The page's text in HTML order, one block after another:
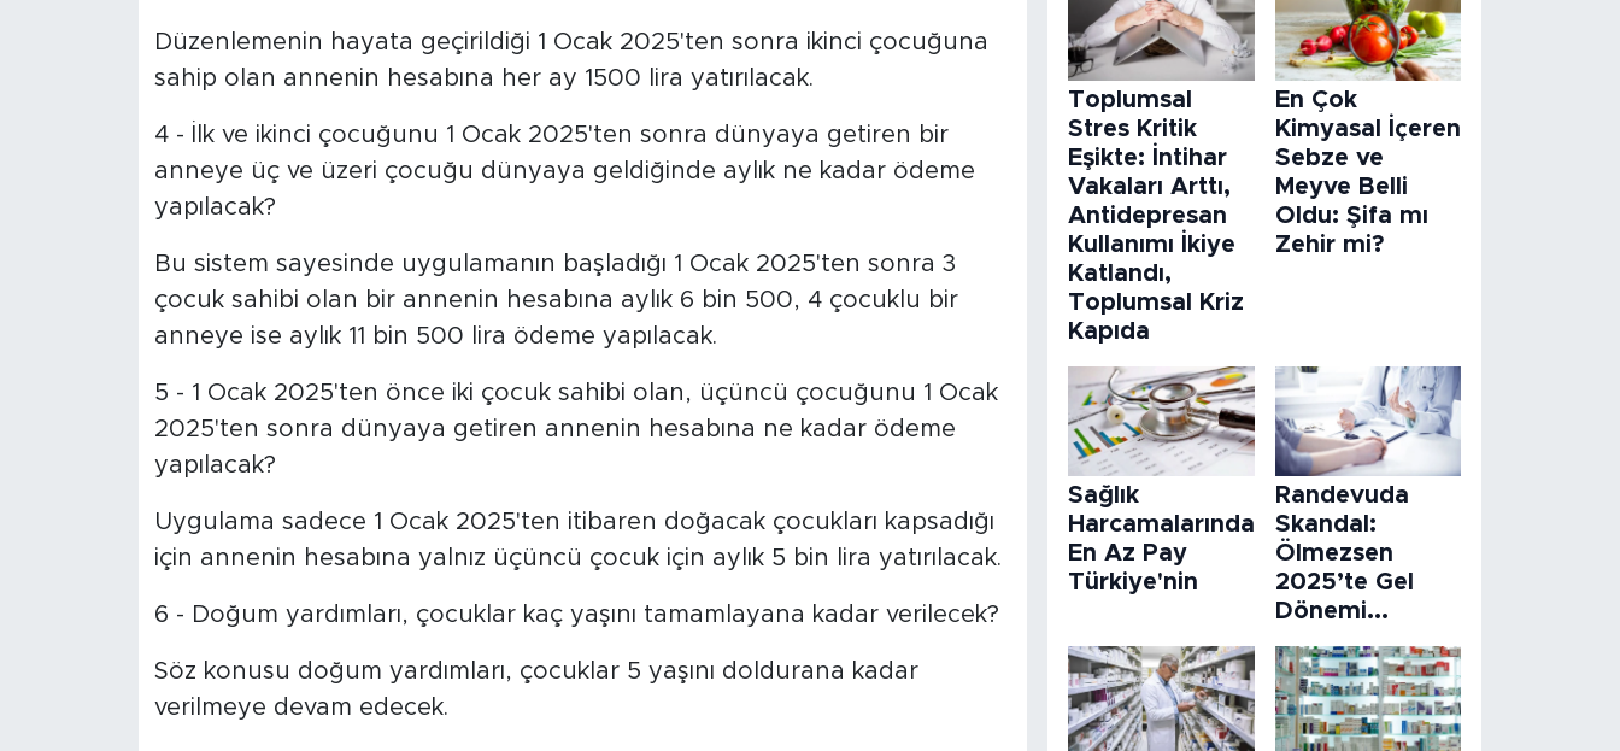
Düzenlemenin hayata geçirildiği 1 Ocak 2025'ten sonra ikinci çocuğuna
sahip olan annenin hesabına her ay 1500 lira yatırılacak.
4 - İlk ve ikinci çocuğunu 1 Ocak 2025'ten sonra dünyaya getiren bir
anneye üç ve üzeri çocuğu dünyaya geldiğinde aylık ne kadar ödeme
yapılacak?
Bu sistem sayesinde uygulamanın başladığı 1 Ocak 2025'ten sonra 3
çocuk sahibi olan bir annenin hesabına aylık 6 bin 500, 4 çocuklu bir
anneye ise aylık 11 bin 500 lira ödeme yapılacak.
5 - 1 Ocak 2025'ten önce iki çocuk sahibi olan, üçüncü çocuğunu 1 Ocak
2025'ten sonra dünyaya getiren annenin hesabına ne kadar ödeme
yapılacak?
Uygulama sadece 1 Ocak 2025'ten itibaren doğacak çocukları kapsadığı
için annenin hesabına yalnız üçüncü çocuk için aylık 5 bin lira yatırılacak.
6 - Doğum yardımları, çocuklar kaç yaşını tamamlayana kadar verilecek?
Söz konusu doğum yardımları, çocuklar 5 yaşını doldurana kadar
verilmeye devam edecek.
Toplumsal
Stres Kritik
Eşikte: İntihar
Vakaları Arttı,
Antidepresan
Kullanımı İkiye
Katlandı,
Toplumsal Kriz
Kapıda
En Çok
Kimyasal İçeren
Sebze ve
Meyve Belli
Oldu: Şifa mı
Zehir mi?
Sağlık
Harcamalarında
En Az Pay
Türkiye'nin
Randevuda
Skandal:
Ölmezsen
2025’te Gel
Dönemi...